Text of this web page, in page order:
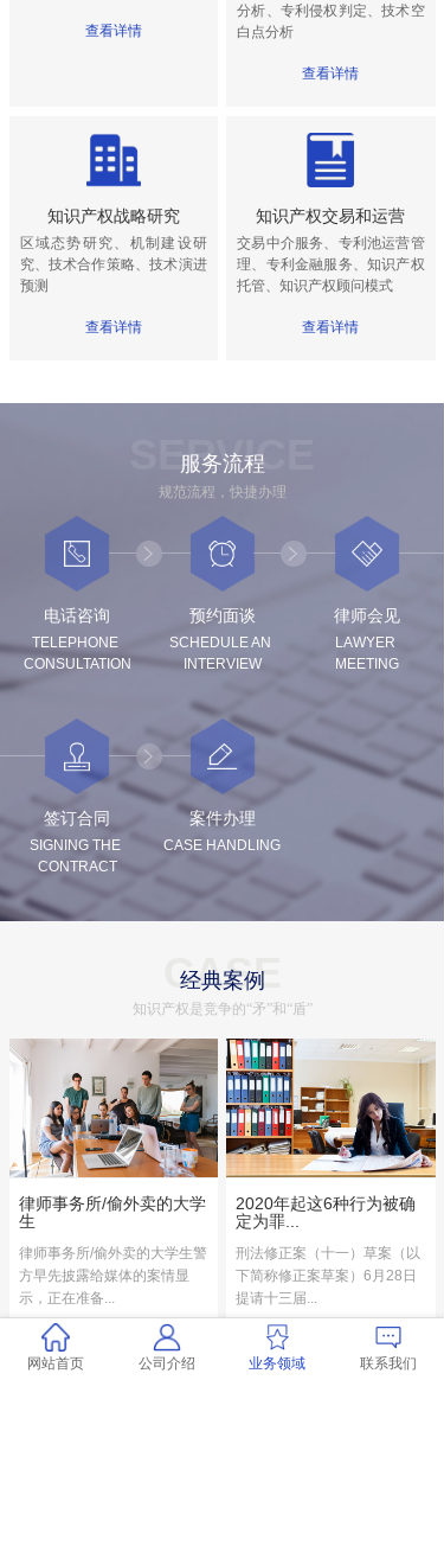
查看详情
分析、专利侵权判定、技术空
白点分析
查看详情
知识产权战略研究
区域态势研究、机制建设研
究、技术合作策略、技术演进
预测
查看详情
知识产权交易和运营
交易中介服务、专利池运营管
理、专利金融服务、知识产权
托管、知识产权顾问模式
查看详情
SERVICE
服务流程
规范流程，快捷办理
电话咨询
TELEPHONE
CONSULTATION
预约面谈
SCHEDULE AN
INTERVIEW
律师会见
LAWYER
MEETING
签订合同
SIGNING THE
CONTRACT
案件办理
CASE HANDLING
CASE
经典案例
知识产权是竞争的“矛”和“盾”
律师事务所/偷外卖的大学
生
律师事务所/偷外卖的大学生警
方早先披露给媒体的案情显
示，正在准备...
2020-12-18
2020年起这6种行为被确
定为罪...
刑法修正案（十一）草案（以
下简称修正案草案）6月28日
提请十三届...
2020-12-18
网站首页 公司介绍 业务领域 联系我们